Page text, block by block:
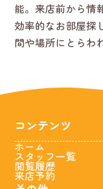
能。来店前から情
効率的なお部屋探
間や場所にとらわ
コンテンツ
ホーム
スタッフ一覧
閲覧履歴
来店予約